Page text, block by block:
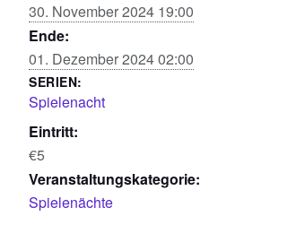
30. November 2024 19:00
Ende:
01. Dezember 2024 02:00
SERIEN:
Spielenacht
Eintritt:
€5
Veranstaltungskategorie:
Spielenächte